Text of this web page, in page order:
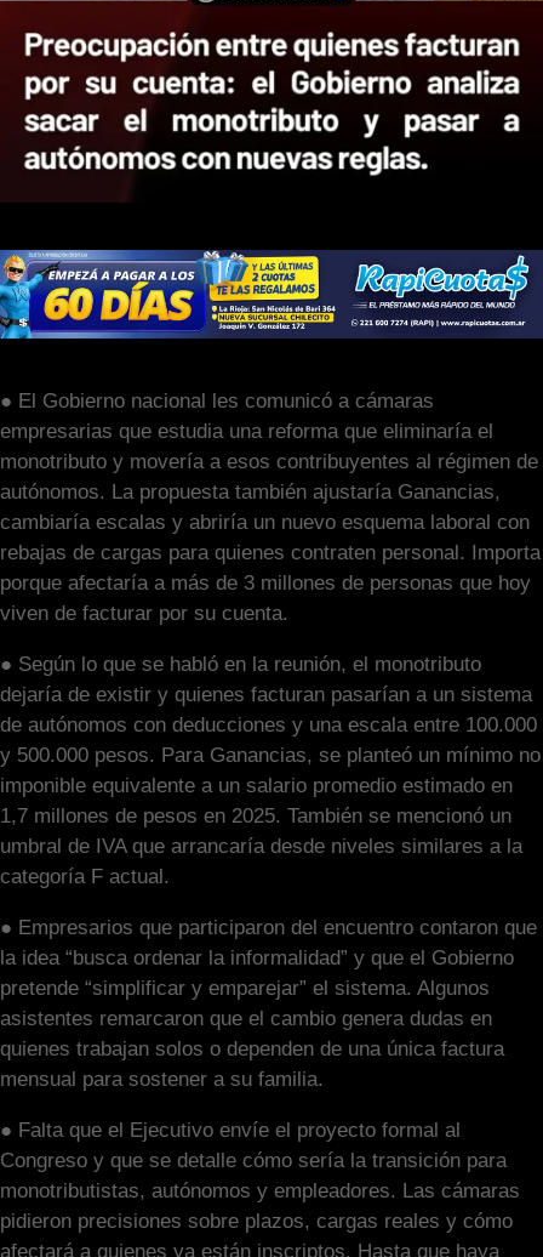
● El Gobierno nacional les comunicó a cámaras
empresarias que estudia una reforma que eliminaría el
monotributo y movería a esos contribuyentes al régimen de
autónomos. La propuesta también ajustaría Ganancias,
cambiaría escalas y abriría un nuevo esquema laboral con
rebajas de cargas para quienes contraten personal. Importa
porque afectaría a más de 3 millones de personas que hoy
viven de facturar por su cuenta.
● Según lo que se habló en la reunión, el monotributo
dejaría de existir y quienes facturan pasarían a un sistema
de autónomos con deducciones y una escala entre 100.000
y 500.000 pesos. Para Ganancias, se planteó un mínimo no
imponible equivalente a un salario promedio estimado en
1,7 millones de pesos en 2025. También se mencionó un
umbral de IVA que arrancaría desde niveles similares a la
categoría F actual.
● Empresarios que participaron del encuentro contaron que
la idea “busca ordenar la informalidad” y que el Gobierno
pretende “simplificar y emparejar” el sistema. Algunos
asistentes remarcaron que el cambio genera dudas en
quienes trabajan solos o dependen de una única factura
mensual para sostener a su familia.
● Falta que el Ejecutivo envíe el proyecto formal al
Congreso y que se detalle cómo sería la transición para
monotributistas, autónomos y empleadores. Las cámaras
pidieron precisiones sobre plazos, cargas reales y cómo
afectará a quienes ya están inscriptos. Hasta que haya